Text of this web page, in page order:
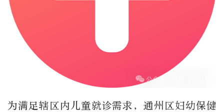
为满足辖区内儿童就诊需求，通州区妇幼保健